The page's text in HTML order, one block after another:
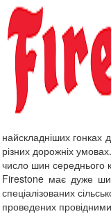
найскладніших гонках
різних дорожніх
число шин середнього
Firestone має дуже
спеціалізованих
проведених